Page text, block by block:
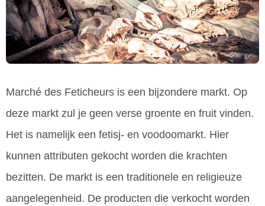
Marché des Feticheurs is een bijzondere markt. Op
deze markt zul je geen verse groente en fruit vinden.
Het is namelijk een fetisj- en voodoomarkt. Hier
kunnen attributen gekocht worden die krachten
bezitten. De markt is een traditionele en religieuze
aangelegenheid. De producten die verkocht worden